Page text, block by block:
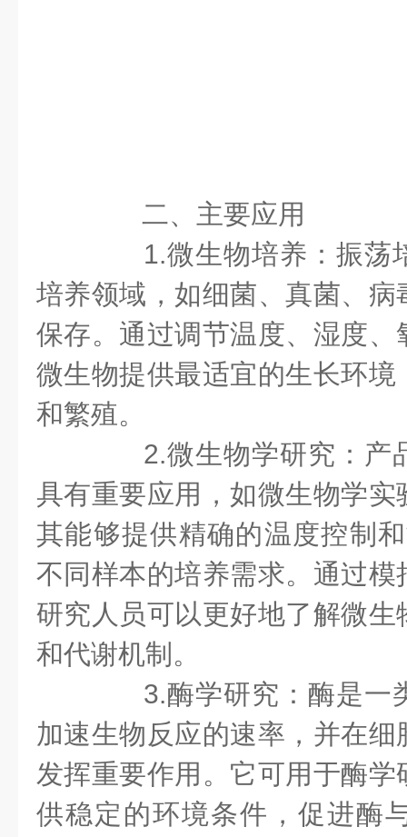
二、主要应用
1.微生物培养：振荡
培养领域，如细菌、真菌、
保存。通过调节温度、湿度
微生物提供最适宜的生长环
和繁殖。
2.微生物学研究：产
具有重要应用，如微生物学
其能够提供精确的温度控制
不同样本的培养需求。通过
研究人员可以更好地了解微
和代谢机制。
3.酶学研究：酶是一
加速生物反应的速率，并在
发挥重要作用。它可用于酶
供稳定的环境条件，促进酶